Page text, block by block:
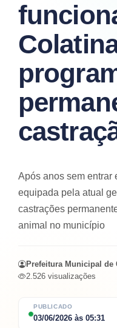
PUBLICADO
03/06/2026 às 05:31
Após anos sem entrar
equipada pela atual
castrações
animal no município
Prefeitura Municipal de
2.526 visualizações